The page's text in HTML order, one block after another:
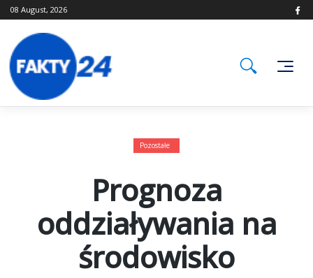
Skip
to
08 August, 2026
Pozostałe
Prognoza
oddziaływania na
środowisko